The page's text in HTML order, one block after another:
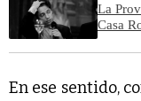
La
Casa
En ese sentido,